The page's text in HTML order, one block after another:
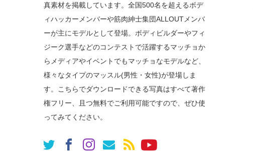
真素材を掲載しています。全国500名を超えるボデ
ィハッカーメンバーや筋肉紳士集団ALLOUTメンバ
ーが主にモデルとして登場。ボディビルダーやフィ
ジーク選手などのコンテストで活躍するマッチョか
らメディアやイベントでもマッチョなモデルなど、
様々なタイプのマッスル(男性・女性)が登場しま
す。こちらでダウンロードできる写真はすべて著作
権フリー、且つ無料でご利用可能ですので、ぜひ使
ってみてください。